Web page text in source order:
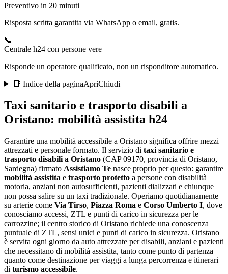
Preventivo in 20 minuti
Risposta scritta garantita via WhatsApp o email, gratis.
📞
Centrale h24 con persone vere
Risponde un operatore qualificato, non un risponditore automatico.
📑 Indice della paginaApriChiudi
Taxi sanitario e trasporto disabili a
Oristano: mobilità assistita h24
Garantire una mobilità accessibile a Oristano significa offrire mezzi
attrezzati e personale formato. Il servizio di taxi sanitario e
trasporto disabili a Oristano (CAP09170, provincia di Oristano,
Sardegna) firmato Assistiamo Te nasce proprio per questo: garantire
mobilità assistita e trasporto protetto a persone con disabilità
motoria, anziani non autosufficienti, pazienti dializzati e chiunque
non possa salire su un taxi tradizionale. Operiamo quotidianamente
su arterie come Via Tirso, Piazza Roma e Corso Umberto I, dove
conosciamo accessi, ZTL e punti di carico in sicurezza per le
carrozzine; il centro storico di Oristano richiede una conoscenza
puntuale di ZTL, sensi unici e punti di carico in sicurezza. Oristano
è servita ogni giorno da auto attrezzate per disabili, anziani e pazienti
che necessitano di mobilità assistita, tanto come punto di partenza
quanto come destinazione per viaggi a lunga percorrenza e itinerari
di turismo accessibile.